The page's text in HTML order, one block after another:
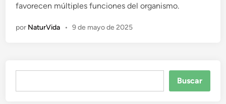
e
favorecen múltiples funciones del organismo.
por NaturVida • 9 de mayo de 2025
Buscar